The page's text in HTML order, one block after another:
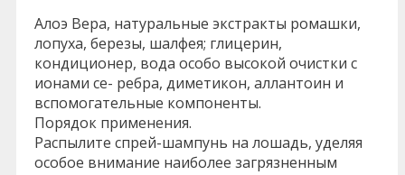
Алоэ Вера, натуральные экстракты ромашки,
лопуха, березы, шалфея; глицерин,
кондиционер, вода особо высокой очистки с
ионами се- ребра, диметикон, аллантоин и
вспомогательные компоненты.
Порядок применения.
Распылите спрей-шампунь на лошадь, уделяя
особое внимание наиболее загрязненным